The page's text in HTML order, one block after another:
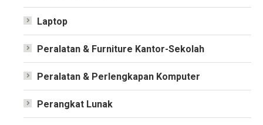
Laptop
Peralatan & Furniture Kantor-Sekolah
Peralatan & Perlengkapan Komputer
Perangkat Lunak